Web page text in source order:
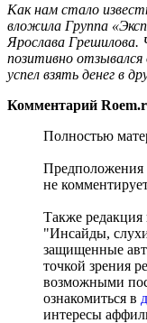
Как нам стало
вложила Группа
Ярослава Грешилова.
позитивно
успел взять денег в
Комментарий
Полностью
Предположения
не
Также редакция
"Инсайды,
защищенные
точкой зрения
возможными
ознакомиться в
интересы